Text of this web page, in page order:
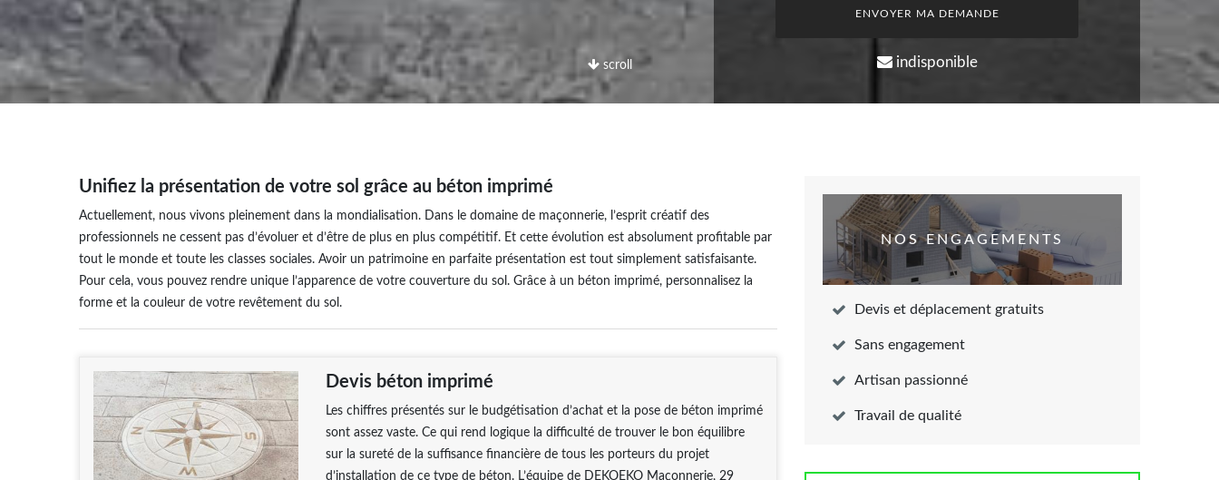
scroll indisponible
Unifiez la présentation de votre sol grâce au béton imprimé
Actuellement, nous vivons pleinement dans la mondialisation. Dans le domaine de maçonnerie, l’esprit créatif des
professionnels ne cessent pas d’évoluer et d’être de plus en plus compétitif. Et cette évolution est absolument profitable par
tout le monde et toute les classes sociales. Avoir un patrimoine en parfaite présentation est tout simplement satisfaisante.
Pour cela, vous pouvez rendre unique l’apparence de votre couverture du sol. Grâce à un béton imprimé, personnalisez la
forme et la couleur de votre revêtement du sol.
Devis béton imprimé
Les chiffres présentés sur le budgétisation d’achat et la pose de béton imprimé
sont assez vaste. Ce qui rend logique la difficulté de trouver le bon équilibre
sur la sureté de la suffisance financière de tous les porteurs du projet
d’installation de ce type de béton. L’équipe de DEKOEKO Maçonnerie, 29
NOS ENGAGEMENTS
Devis et déplacement gratuits
Sans engagement
Artisan passionné
Travail de qualité